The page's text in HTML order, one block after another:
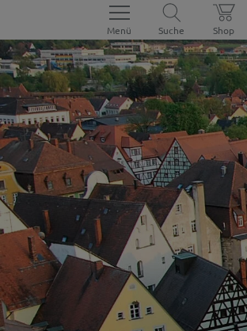
Menü Suche Shop